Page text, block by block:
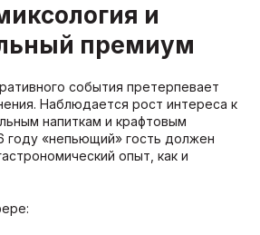
и
премиум
события претерпевает
Наблюдается рост интереса к
напиткам и крафтовым
году «непьющий» гость должен
опыт, как и